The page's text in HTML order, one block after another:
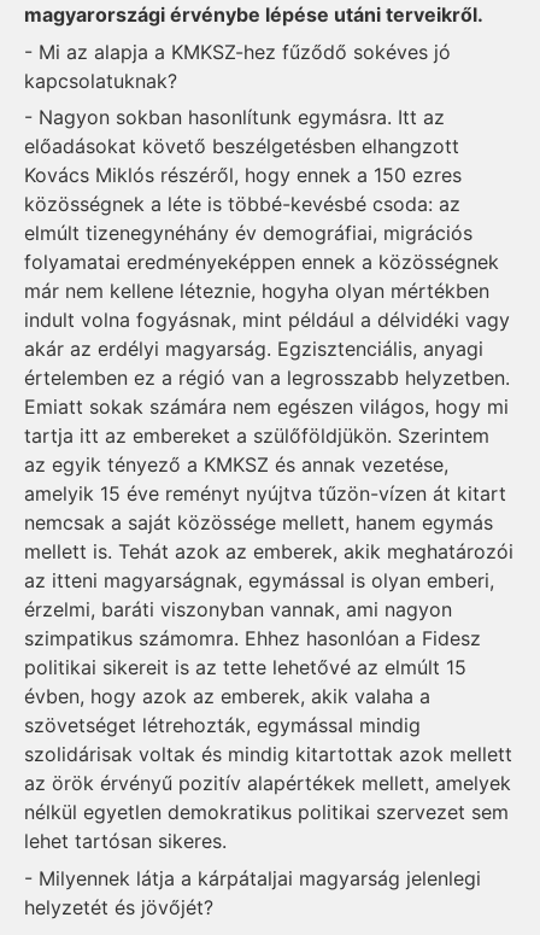
magyarországi érvénybe lépése utáni terveikről.
- Mi az alapja a KMKSZ-hez fűződő sokéves jó
kapcsolatuknak?
- Nagyon sokban hasonlítunk egymásra. Itt az
előadásokat követő beszélgetésben elhangzott
Kovács Miklós részéről, hogy ennek a 150 ezres
közösségnek a léte is többé-kevésbé csoda: az
elmúlt tizenegynéhány év demográfiai, migrációs
folyamatai eredményeképpen ennek a közösségnek
már nem kellene léteznie, hogyha olyan mértékben
indult volna fogyásnak, mint például a délvidéki vagy
akár az erdélyi magyarság. Egzisztenciális, anyagi
értelemben ez a régió van a legrosszabb helyzetben.
Emiatt sokak számára nem egészen világos, hogy mi
tartja itt az embereket a szülőföldjükön. Szerintem
az egyik tényező a KMKSZ és annak vezetése,
amelyik 15 éve reményt nyújtva tűzön-vízen át kitart
nemcsak a saját közössége mellett, hanem egymás
mellett is. Tehát azok az emberek, akik meghatározói
az itteni magyarságnak, egymással is olyan emberi,
érzelmi, baráti viszonyban vannak, ami nagyon
szimpatikus számomra. Ehhez hasonlóan a Fidesz
politikai sikereit is az tette lehetővé az elmúlt 15
évben, hogy azok az emberek, akik valaha a
szövetséget létrehozták, egymással mindig
szolidárisak voltak és mindig kitartottak azok mellett
az örök érvényű pozitív alapértékek mellett, amelyek
nélkül egyetlen demokratikus politikai szervezet sem
lehet tartósan sikeres.
- Milyennek látja a kárpátaljai magyarság jelenlegi
helyzetét és jövőjét?